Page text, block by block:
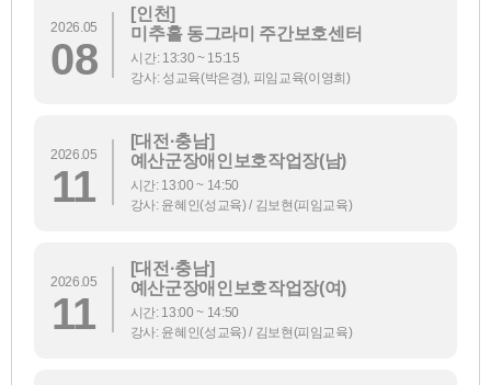
2026.05
08
[인천]
미추홀 동그라미 주간보호센터
시간: 13:30 ~ 15:15
강사: 성교육(박은경), 피임교육(이영희)
2026.05
11
[대전·충남]
예산군장애인보호작업장(남)
시간: 13:00 ~ 14:50
강사: 윤혜인(성교육) / 김보현(피임교육)
2026.05
11
[대전·충남]
예산군장애인보호작업장(여)
시간: 13:00 ~ 14:50
강사: 윤혜인(성교육) / 김보현(피임교육)